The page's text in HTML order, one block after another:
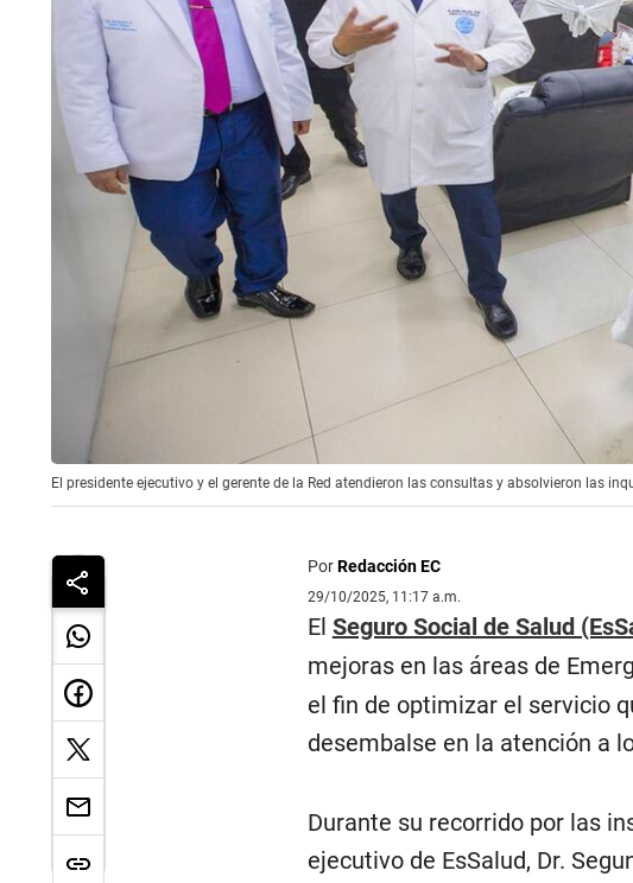
El presidente ejecutivo y el gerente de la Red atendieron las consultas y absolvieron las
PorRedacción EC
29/10/2025, 11:17 a.m.
El Seguro Social de Salud
mejoras en las áreas de
el fin de optimizar el servicio
desembalse en la atención a
Durante su recorrido por las
ejecutivo de EsSalud, Dr.